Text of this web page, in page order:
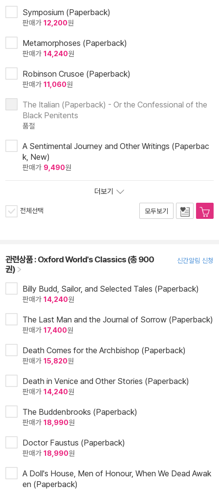
Symposium (Paperback)
판매가 12,200원
Metamorphoses (Paperback)
판매가 14,240원
Robinson Crusoe (Paperback)
판매가 11,060원
The Italian (Paperback) - Or the Confessional of the
Black Penitents
품절
A Sentimental Journey and Other Writings (Paperbac
k, New)
판매가 9,490원
더보기
전체선택 모두보기
관련상품 :Oxford World's Classics (총 900
권)
신간알림 신청
Billy Budd, Sailor, and Selected Tales (Paperback)
판매가 14,240원
The Last Man and the Journal of Sorrow (Paperback)
판매가 17,400원
Death Comes for the Archbishop (Paperback)
판매가 15,820원
Death in Venice and Other Stories (Paperback)
판매가 14,240원
The Buddenbrooks (Paperback)
판매가 18,990원
Doctor Faustus (Paperback)
판매가 18,990원
A Doll's House, Men of Honour, When We Dead Awak
en (Paperback)